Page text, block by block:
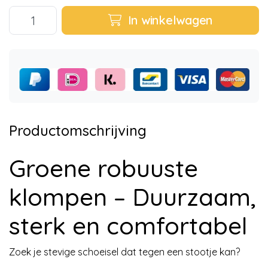
In winkelwagen
Productomschrijving
Groene robuuste
klompen – Duurzaam,
sterk en comfortabel
Zoek je stevige schoeisel dat tegen een stootje kan?